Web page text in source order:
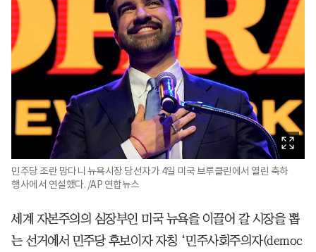
민주당 조란 맘다니 뉴욕시장 당선자가 4일 미국 브루클린에서 열린 축하
행사에서 연설했다. /AP 연합뉴스
세계 자본주의의 심장부인 미국 뉴욕을 이끌어 갈 시장을 뽑
는 선거에서 민주당 후보이자 자칭 ‘민주사회주의자(democ